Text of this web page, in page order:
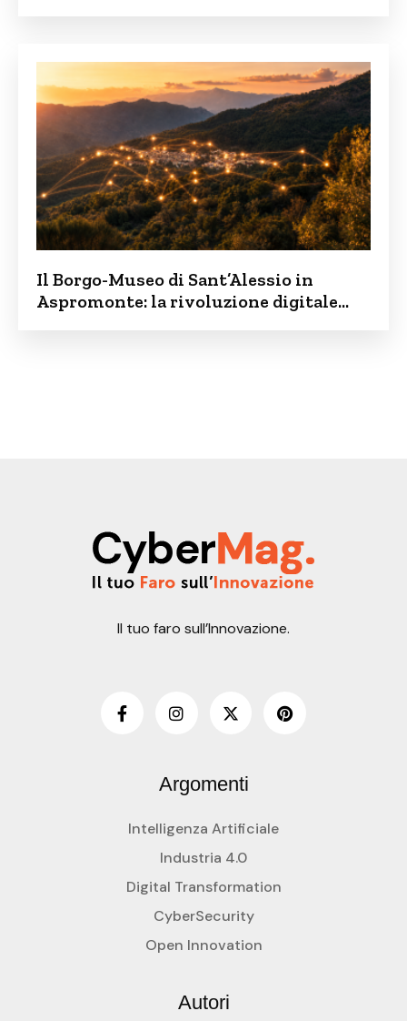
Il Borgo-Museo di Sant’Alessio in
Aspromonte: la rivoluzione digitale
Il tuo faro sull’Innovazione.
Argomenti
Intelligenza Artificiale
Industria 4.0
Digital Transformation
CyberSecurity
Open Innovation
Autori